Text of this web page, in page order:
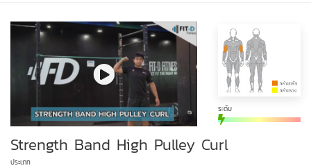
ระดับ
Strength Band High Pulley Curl
ประเภท